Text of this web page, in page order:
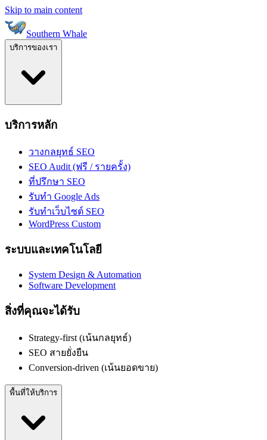
Skip to main content
Southern Whale
บริการของเรา
บริการหลัก
วางกลยุทธ์ SEO
SEO Audit (ฟรี / รายครั้ง)
ที่ปรึกษา SEO
รับทำ Google Ads
รับทำเว็บไซต์ SEO
WordPress Custom
ระบบและเทคโนโลยี
System Design & Automation
Software Development
สิ่งที่คุณจะได้รับ
Strategy-first (เน้นกลยุทธ์)
SEO สายยั่งยืน
Conversion-driven (เน้นยอดขาย)
พื้นที่ให้บริการ